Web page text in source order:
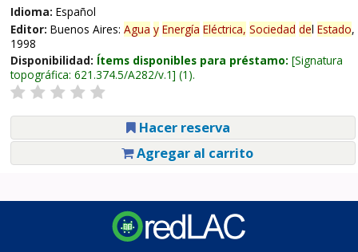
Idioma: Español
Editor: Buenos Aires: Agua y Energía Eléctrica, Sociedad del Estado,
1998
Disponibilidad: Ítems disponibles para préstamo: Signatura
topográfica: 621.374.5/A282/v.1 (1).
Hacer reserva
Agregar al carrito